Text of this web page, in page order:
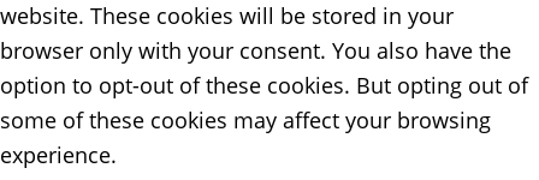
website. These cookies will be stored in your
browser only with your consent. You also have the
option to opt-out of these cookies. But opting out of
some of these cookies may affect your browsing
experience.